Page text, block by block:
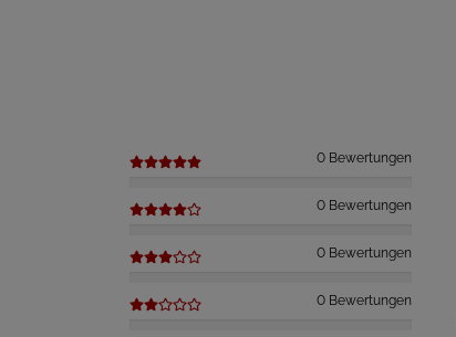
0 Bewertungen
0 Bewertungen
0 Bewertungen
0 Bewertungen